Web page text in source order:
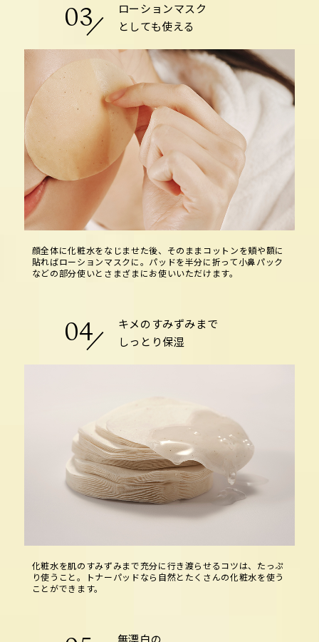
03
ローションマスク
としても使える
顔全体に化粧水をなじませた後、そのままコットンを頬や額に
貼ればローションマスクに。パッドを半分に折って小鼻パック
などの部分使いとさまざまにお使いいただけます。
04
キメのすみずみまで
しっとり保湿
化粧水を肌のすみずみまで充分に行き渡らせるコツは、たっぷ
り使うこと。トナーパッドなら自然とたくさんの化粧水を使う
ことができます。
無漂白の